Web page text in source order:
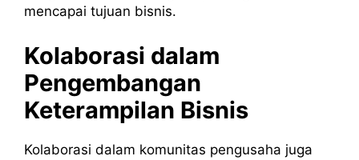
mencapai tujuan bisnis.
Kolaborasi dalam
Pengembangan
Keterampilan Bisnis
Kolaborasi dalam komunitas pengusaha juga